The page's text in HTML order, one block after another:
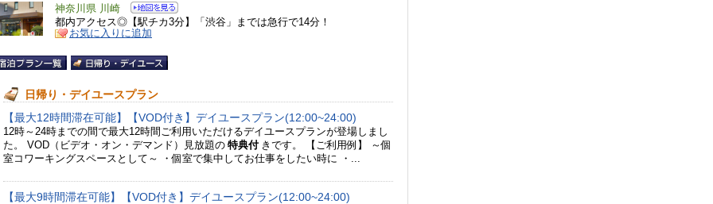
神奈川県 川崎
都内アクセス◎【駅チカ3分】「渋谷」までは急行で14分！
お気に入りに追加
日帰り・デイユースプラン
【最大12時間滞在可能】【VOD付き】デイユースプラン(12:00~24:00)
12時～24時までの間で最大12時間ご利用いただけるデイユースプランが登場しまし
た。 VOD（ビデオ・オン・デマンド）見放題の 特典付 きです。 【ご利用例】 ～個
室コワーキングスペースとして～ ・個室で集中してお仕事をしたい時に ・...
【最大9時間滞在可能】【VOD付き】デイユースプラン(12:00~24:00)